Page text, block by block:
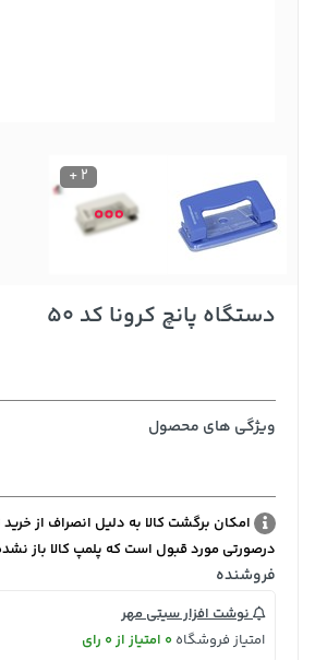
2 +
دستگاه پانچ کرونا کد 50
ویژگی های محصول
امکان برگشت کالا به دلیل انصراف از خرید
درصورتی مورد قبول است که پلمپ کالا باز
فروشنده
نوشت افزار سیتی مهر
امتیاز فروشگاه 0 امتیاز از 0 رای